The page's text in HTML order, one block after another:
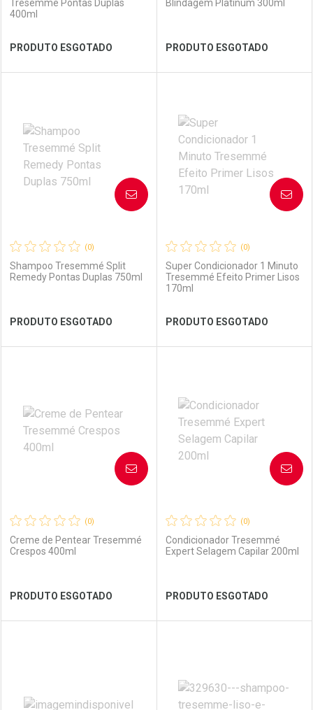
Ver Desconto Convênio Ver Desconto Convênio
Tresemme Pontas Duplas
400ml
PRODUTO ESGOTADO
Laboratório
Ver Desconto Convênio
Por Menos
Blindagem Platinum 300ml
PRODUTO ESGOTADO
Laboratório
Ver Desconto Convênio
Por Menos
(0)
Shampoo Tresemmé Split
Remedy Pontas Duplas 750ml
PRODUTO ESGOTADO
AVISE-ME
Laboratório
Ver Desconto Convênio
Por Menos
(0)
Super Condicionador 1 Minuto
Tresemmé Efeito Primer Lisos
170ml
PRODUTO ESGOTADO
AVISE-ME
Laboratório
Ver Desconto Convênio
Por Menos
(0)
Creme de Pentear Tresemmé
Crespos 400ml
PRODUTO ESGOTADO
AVISE-ME
(0)
Condicionador Tresemmé
Expert Selagem Capilar 200ml
PRODUTO ESGOTADO
AVISE-ME
Laboratório
Por Menos